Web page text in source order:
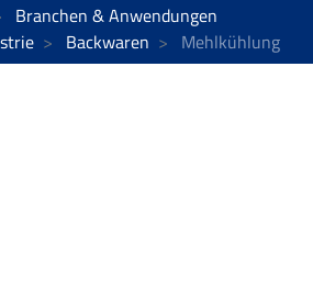
Branchen & Anwendungen
Backwaren Mehlkühlung